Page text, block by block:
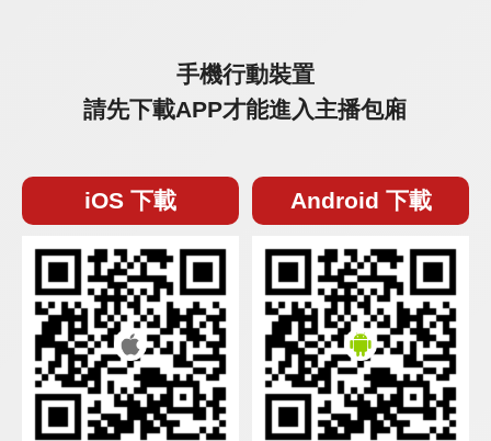
手機行動裝置
請先下載APP才能進入主播包廂
iOS 下載 Android 下載